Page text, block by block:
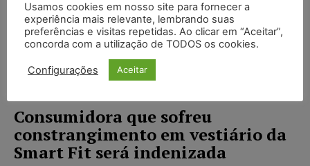
Consumidora que sofreu
constrangimento em vestiário da
Smart Fit será indenizada
Usamos cookies em nosso site para fornecer a
experiência mais relevante, lembrando suas
preferências e visitas repetidas. Ao clicar em “Aceitar”,
concorda com a utilização de TODOS os cookies.
Configurações Aceitar